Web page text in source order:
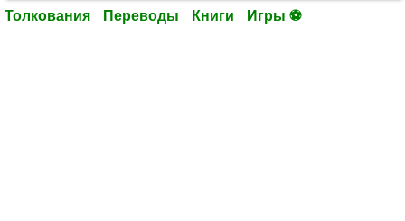
Толкования Переводы Книги Игры ⚽